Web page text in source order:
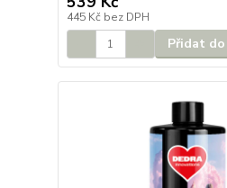
445 Kč bez DPH
Přidat